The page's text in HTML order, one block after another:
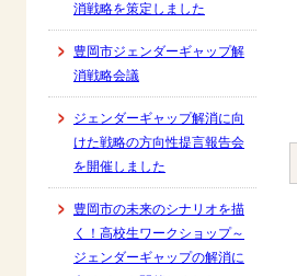
消戦略を策定しました
豊岡市ジェンダーギャップ解
消戦略会議
ジェンダーギャップ解消に向
けた戦略の方向性提言報告会
を開催しました
豊岡市の未来のシナリオを描
く！高校生ワークショップ～
ジェンダーギャップの解消に